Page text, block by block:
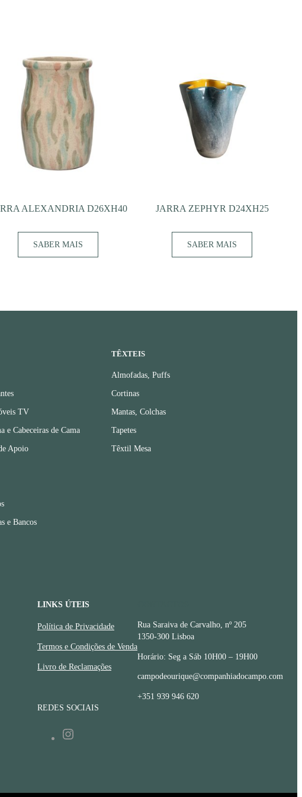
ALEXANDRIA D26XH40
SABER MAIS
JARRA ZEPHYR D24XH25
SABER MAIS
TV
e Cabeceiras de Cama
Apoio
e Bancos
TÊXTEIS
Almofadas, Puffs
Cortinas
Mantas, Colchas
Tapetes
Têxtil Mesa
LINKS ÚTEIS
Política de Privacidade
Termos e Condições de Venda
Livro de Reclamações
REDES SOCIAIS
Rua Saraiva de Carvalho, nº 205
1350-300 Lisboa
Horário: Seg a Sáb 10H00 – 19H00
campodeourique@companhiadocampo.com
+351 939 946 620